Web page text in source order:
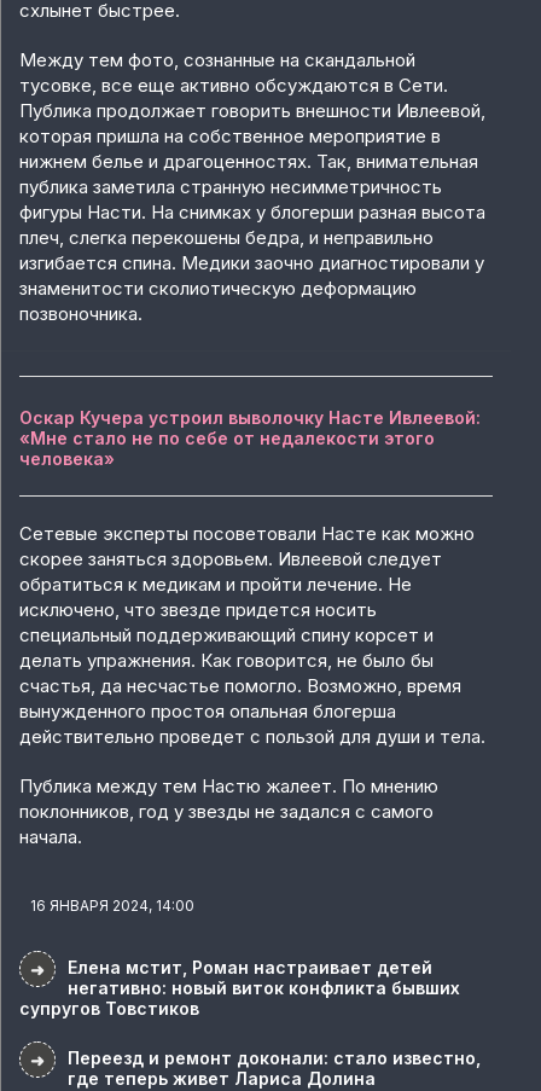
схлынет быстрее.
Между тем фото, сознанные на скандальной
тусовке, все еще активно обсуждаются в Сети.
Публика продолжает говорить внешности Ивлеевой,
которая пришла на собственное мероприятие в
нижнем белье и драгоценностях. Так, внимательная
публика заметила странную несимметричность
фигуры Насти. На снимках у блогерши разная высота
плеч, слегка перекошены бедра, и неправильно
изгибается спина. Медики заочно диагностировали у
знаменитости сколиотическую деформацию
позвоночника.
Оскар Кучера устроил выволочку Насте Ивлеевой:
«Мне стало не по себе от недалекости этого
человека»
Сетевые эксперты посоветовали Насте как можно
скорее заняться здоровьем. Ивлеевой следует
обратиться к медикам и пройти лечение. Не
исключено, что звезде придется носить
специальный поддерживающий спину корсет и
делать упражнения. Как говорится, не было бы
счастья, да несчастье помогло. Возможно, время
вынужденного простоя опальная блогерша
действительно проведет с пользой для души и тела.
Публика между тем Настю жалеет. По мнению
поклонников, год у звезды не задался с самого
начала.
16 ЯНВАРЯ 2024, 14:00
➜
Елена мстит, Роман настраивает детей
негативно: новый виток конфликта бывших
супругов Товстиков
➜
Переезд и ремонт доконали: стало известно,
где теперь живет Лариса Долина